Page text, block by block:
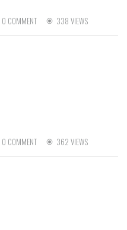
0 COMMENT 338 VIEWS
0 COMMENT 362 VIEWS